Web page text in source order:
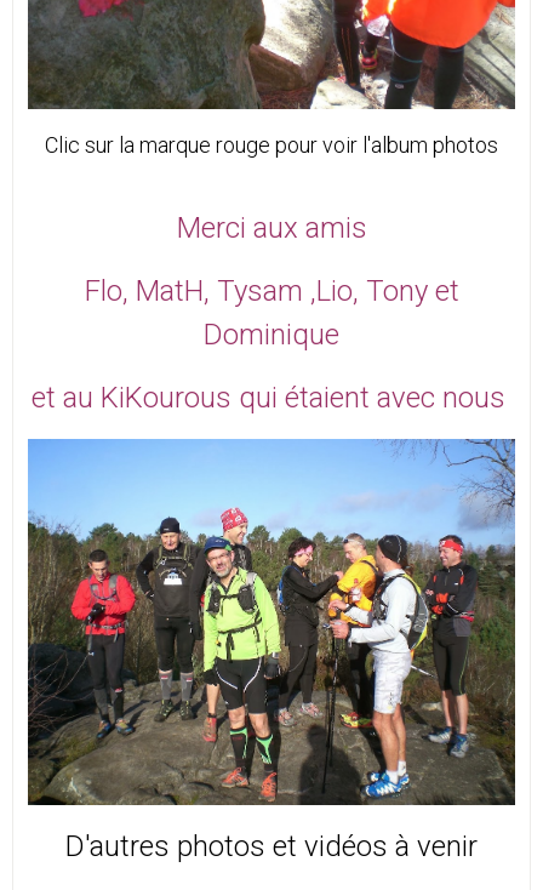
Clic sur la marque rouge pour voir l'album photos
Merci aux amis
Flo, MatH, Tysam ,Lio, Tony et
Dominique
et au KiKourous qui étaient avec nous
D'autres photos et vidéos à venir